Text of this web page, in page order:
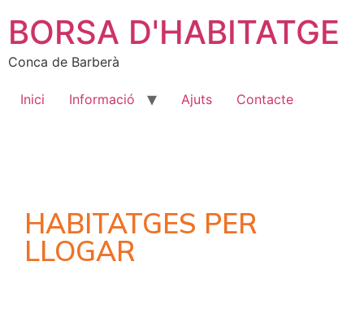
BORSA D'HABITATGE
Conca de Barberà
Inici Informació Ajuts Contacte
HABITATGES PER
LLOGAR